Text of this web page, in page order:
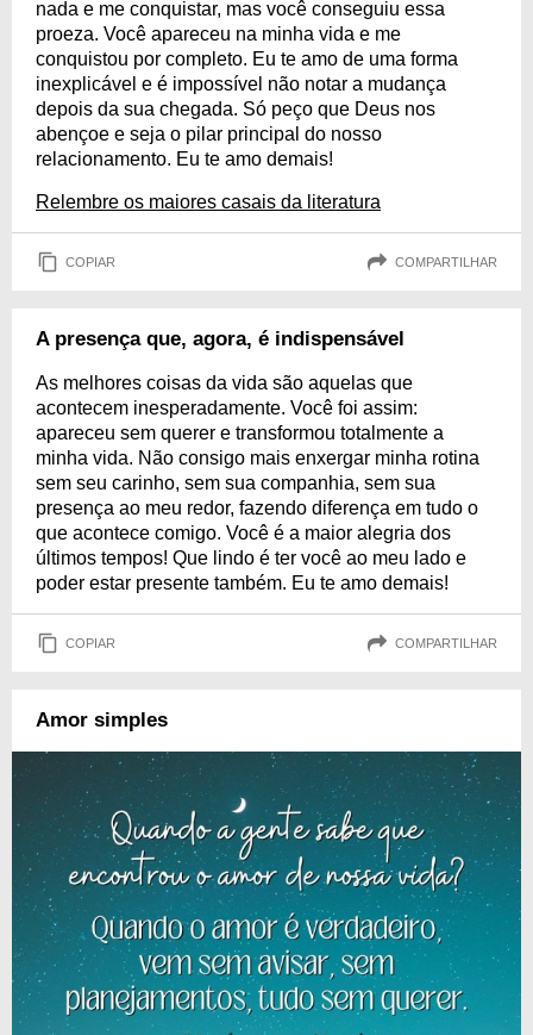
nada e me conquistar, mas você conseguiu essa
proeza. Você apareceu na minha vida e me
conquistou por completo. Eu te amo de uma forma
inexplicável e é impossível não notar a mudança
depois da sua chegada. Só peço que Deus nos
abençoe e seja o pilar principal do nosso
relacionamento. Eu te amo demais!
Relembre os maiores casais da literatura
COPIAR COMPARTILHAR
A presença que, agora, é indispensável
As melhores coisas da vida são aquelas que
acontecem inesperadamente. Você foi assim:
apareceu sem querer e transformou totalmente a
minha vida. Não consigo mais enxergar minha rotina
sem seu carinho, sem sua companhia, sem sua
presença ao meu redor, fazendo diferença em tudo o
que acontece comigo. Você é a maior alegria dos
últimos tempos! Que lindo é ter você ao meu lado e
poder estar presente também. Eu te amo demais!
COPIAR COMPARTILHAR
Amor simples